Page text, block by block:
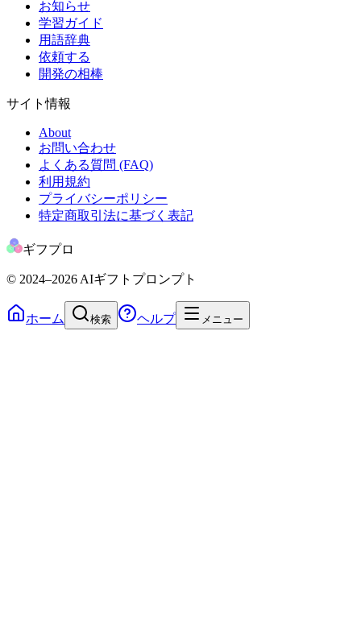
お知らせ
学習ガイド
用語辞典
依頼する
開発の相棒
サイト情報
About
お問い合わせ
よくある質問 (FAQ)
利用規約
プライバシーポリシー
特定商取引法に基づく表記
ギフプロ
© 2024–2026AIギフトプロンプト
ホーム 検索 ヘルプ メニュー